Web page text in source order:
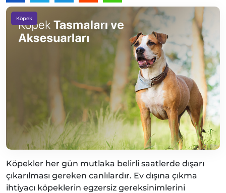
Köpek
Köpekler her gün mutlaka belirli saatlerde dışarı
çıkarılması gereken canlılardır. Ev dışına çıkma
ihtiyacı köpeklerin egzersiz gereksinimlerini